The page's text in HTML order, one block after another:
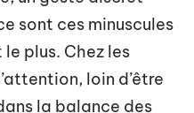
sont ces minuscules
plus. Chez les
loin d’être
la balance des